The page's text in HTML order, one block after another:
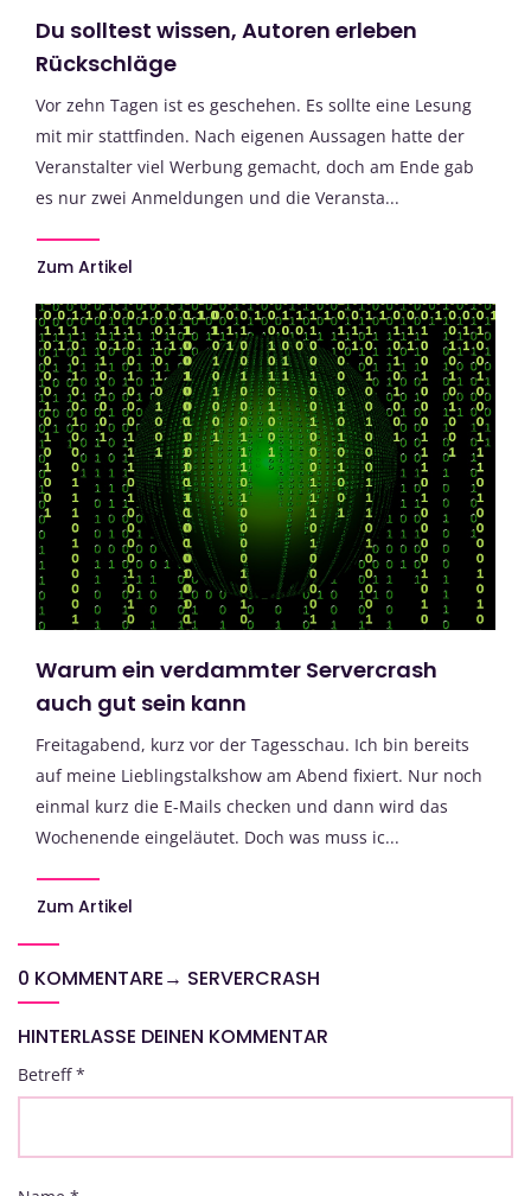
Du solltest wissen, Autoren erleben
Rückschläge
Vor zehn Tagen ist es geschehen. Es sollte eine Lesung
mit mir stattfinden. Nach eigenen Aussagen hatte der
Veranstalter viel Werbung gemacht, doch am Ende gab
es nur zwei Anmeldungen und die Veransta...
Zum Artikel
Warum ein verdammter Servercrash
auch gut sein kann
Freitagabend, kurz vor der Tagesschau. Ich bin bereits
auf meine Lieblingstalkshow am Abend fixiert. Nur noch
einmal kurz die E-Mails checken und dann wird das
Wochenende eingeläutet. Doch was muss ic...
Zum Artikel
0 KOMMENTARE→ SERVERCRASH
HINTERLASSE DEINEN KOMMENTAR
Betreff*